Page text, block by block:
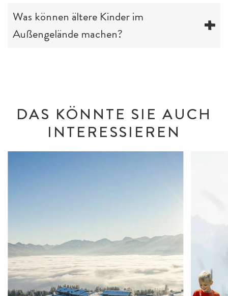
Was können ältere Kinder im
Außengelände machen?
DAS KÖNNTE SIE AUCH
INTERESSIEREN